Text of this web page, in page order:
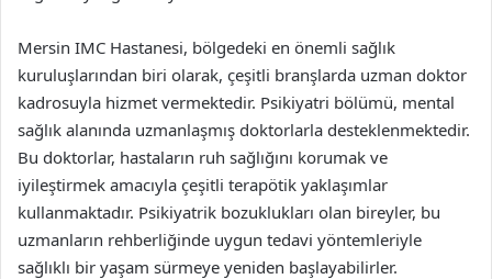
Mersin IMC Hastanesi, bölgedeki en önemli sağlık
kuruluşlarından biri olarak, çeşitli branşlarda uzman doktor
kadrosuyla hizmet vermektedir. Psikiyatri bölümü, mental
sağlık alanında uzmanlaşmış doktorlarla desteklenmektedir.
Bu doktorlar, hastaların ruh sağlığını korumak ve
iyileştirmek amacıyla çeşitli terapötik yaklaşımlar
kullanmaktadır. Psikiyatrik bozuklukları olan bireyler, bu
uzmanların rehberliğinde uygun tedavi yöntemleriyle
sağlıklı bir yaşam sürmeye yeniden başlayabilirler.